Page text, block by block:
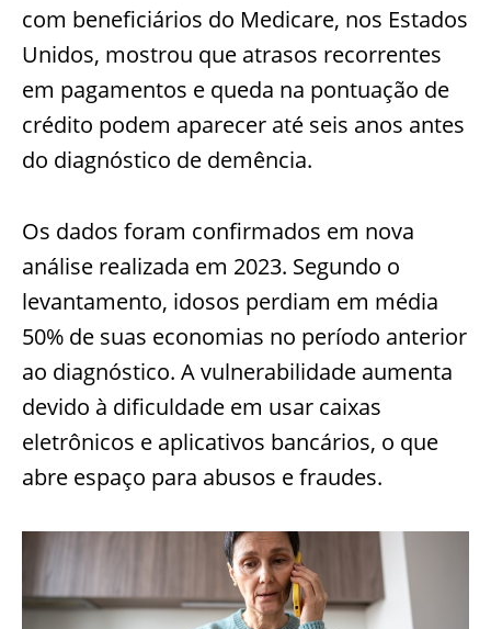
com beneficiários do Medicare, nos Estados
Unidos, mostrou que atrasos recorrentes
em pagamentos e queda na pontuação de
crédito podem aparecer até seis anos antes
do diagnóstico de demência.
Os dados foram confirmados em nova
análise realizada em 2023. Segundo o
levantamento, idosos perdiam em média
50% de suas economias no período anterior
ao diagnóstico. A vulnerabilidade aumenta
devido à dificuldade em usar caixas
eletrônicos e aplicativos bancários, o que
abre espaço para abusos e fraudes.